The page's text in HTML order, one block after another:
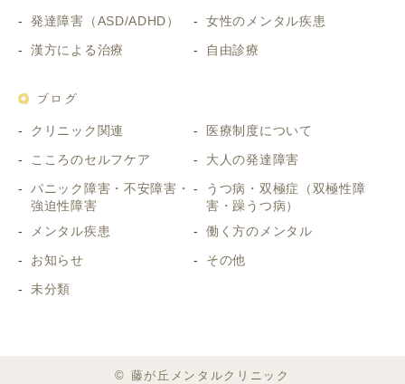
発達障害（ASD/ADHD）
女性のメンタル疾患
漢方による治療
自由診療
ブログ
クリニック関連
医療制度について
こころのセルフケア
大人の発達障害
パニック障害・不安障害・
強迫性障害
うつ病・双極症（双極性障
害・躁うつ病）
メンタル疾患
働く方のメンタル
お知らせ
その他
未分類
© 藤が丘メンタルクリニック